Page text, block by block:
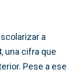
a
, una cifra que
Pese a ese